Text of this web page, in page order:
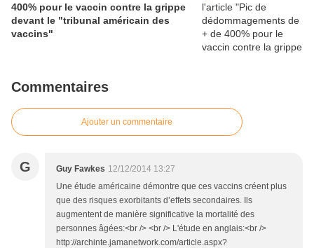
400% pour le vaccin contre la grippe
devant le "tribunal américain des
vaccins"
Commentaires
Ajouter un commentaire
G Guy Fawkes 12/12/2014 13:27
Une étude américaine démontre que ces vaccins créent plus
que des risques exorbitants d’effets secondaires. Ils
augmentent de manière significative la mortalité des
personnes âgées:<br /> <br /> L'étude en anglais:<br />
http://archinte.jamanetwork.com/article.aspx?